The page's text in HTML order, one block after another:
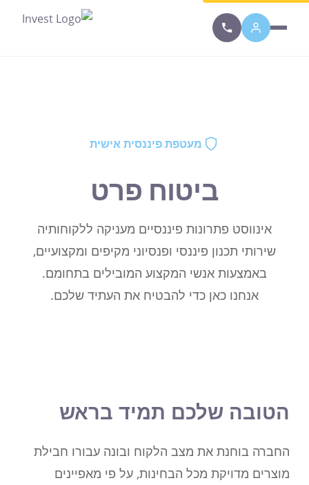
מעטפת פיננסית אישית
ביטוח פרט
אינווסט פתרונות פיננסיים מעניקה ללקוחותיה
שירותי תכנון פיננסי ופנסיוני מקיפים ומקצועיים,
באמצעות אנשי המקצוע המובילים בתחומם.
אנחנו כאן כדי להבטיח את העתיד שלכם.
הטובה שלכם תמיד בראש
החברה בוחנת את מצב הלקוח ובונה עבורו חבילת
מוצרים מדויקת מכל הבחינות, על פי מאפיינים